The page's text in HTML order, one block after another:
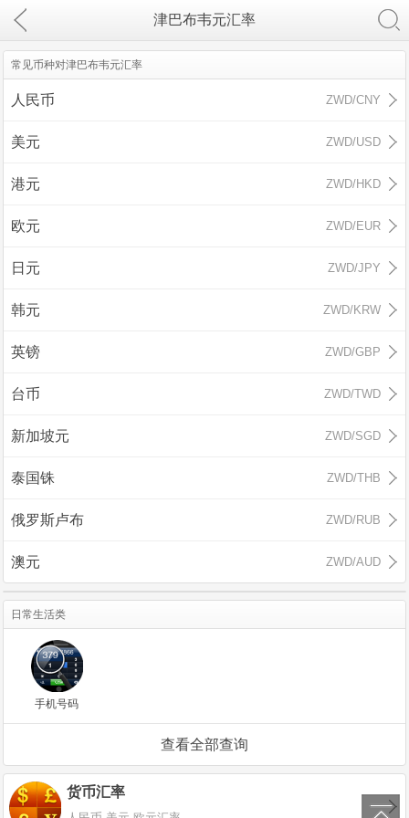
津巴布韦元汇率
常见币种对津巴布韦元汇率
人民币 ZWD/CNY
美元 ZWD/USD
港元 ZWD/HKD
欧元 ZWD/EUR
日元 ZWD/JPY
韩元 ZWD/KRW
英镑 ZWD/GBP
台币 ZWD/TWD
新加坡元 ZWD/SGD
泰国铢 ZWD/THB
俄罗斯卢布 ZWD/RUB
澳元 ZWD/AUD
日常生活类
手机号码
查看全部查询
货币汇率